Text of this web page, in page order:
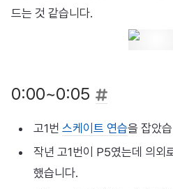
드는 것 같습니다.
0:00~0:05
고1번 스케이트 연습을 잡았
작년 고1번이 P5였는데 의외
했습니다.